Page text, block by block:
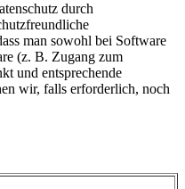
durch
man sowohl bei Software
(z. B. Zugang zum
und entsprechende
wir, falls erforderlich, noch